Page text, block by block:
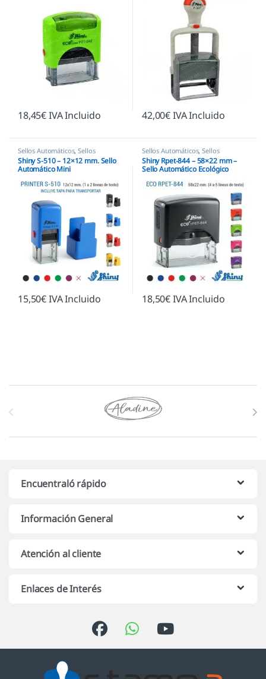
18,45€IVA Incluido 42,00€IVA Incluido
Sellos Automáticos,Sellos
empresas,Shiny
Shiny S-510 – 12×12 mm. Sello
Automático Mini
15,50€IVA Incluido
Sellos Automáticos,Sellos
empresas ,Shiny
Shiny Rpet-844 – 58×22 mm –
Sello Automático Ecológico
18,50€IVA Incluido
Marcas De Carrusel
Encuentraló rápido
Información General
Atención al cliente
Enlaces de Interés